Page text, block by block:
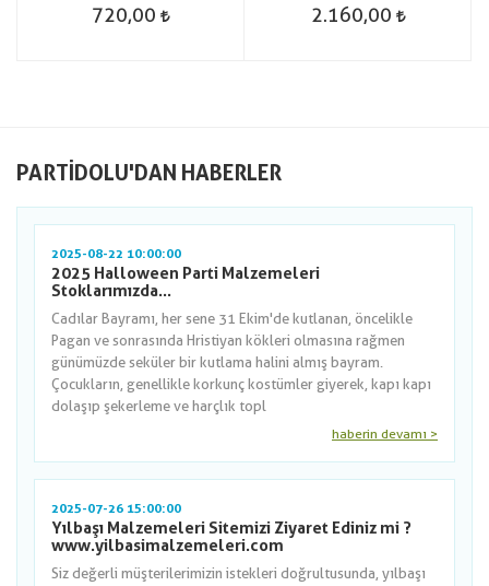
720,00 2.160,00
PARTIDOLU'DAN HABERLER
2025-08-22 10:00:00
2025 Halloween Parti Malzemeleri
Stoklarımızda...
Cadılar Bayramı, her sene 31 Ekim'de kutlanan, öncelikle
Pagan ve sonrasında Hristiyan kökleri olmasına rağmen
günümüzde seküler bir kutlama halini almış bayram.
Çocukların, genellikle korkunç kostümler giyerek, kapı kapı
dolaşıp şekerleme ve harçlık topl
haberin devamı >
2025-07-26 15:00:00
Yılbaşı Malzemeleri Sitemizi Ziyaret Ediniz mi ?
www.yilbasimalzemeleri.com
Siz değerli müşterilerimizin istekleri doğrultusunda, yılbaşı